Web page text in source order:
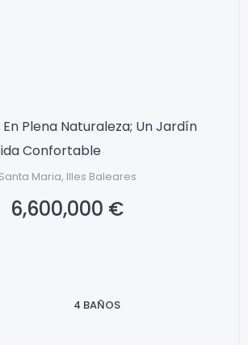
En Plena Naturaleza; Un Jardín
Confortable
Santa Maria, Illes Baleares
6,600,000 €
4 BAÑOS